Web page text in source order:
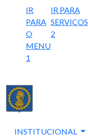
IR
PARA
O
MENU
1
IR PARA
SERVIÇOS
2
INSTITUCIONAL